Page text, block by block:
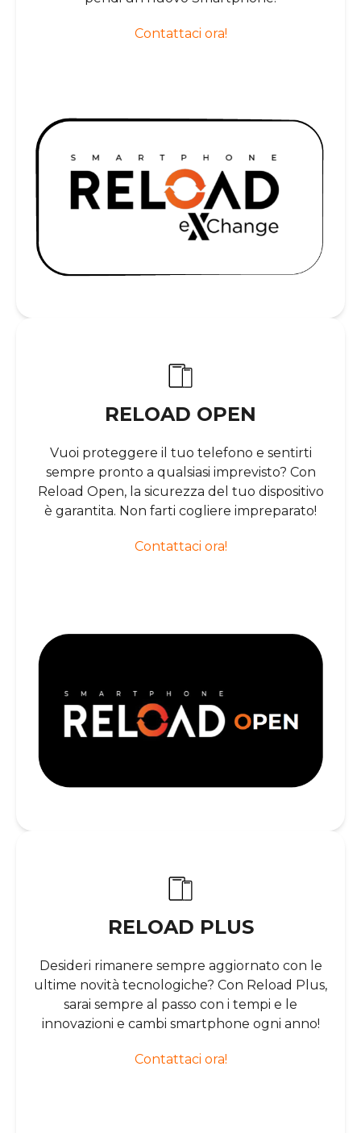
Contattaci ora!
RELOAD OPEN
Vuoi proteggere il tuo telefono e sentirti
sempre pronto a qualsiasi imprevisto? Con
Reload Open, la sicurezza del tuo dispositivo
è garantita. Non farti cogliere impreparato!
Contattaci ora!
RELOAD PLUS
Desideri rimanere sempre aggiornato con le
ultime novità tecnologiche? Con Reload Plus,
sarai sempre al passo con i tempi e le
innovazioni e cambi smartphone ogni anno!
Contattaci ora!